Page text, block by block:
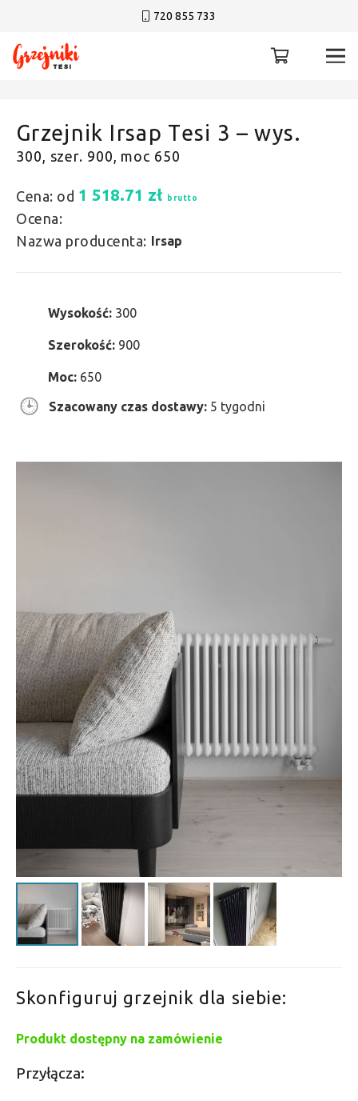
720 855 733
Grzejnik Irsap Tesi 3 – wys.
300, szer. 900, moc 650
Cena: od 1 518.71 zł brutto
Ocena:
Nazwa producenta: Irsap
Wysokość: 300
Szerokość: 900
Moc: 650
Szacowany czas dostawy: 5 tygodni
Skonfiguruj grzejnik dla siebie:
Produkt dostępny na zamówienie
Przyłącza: